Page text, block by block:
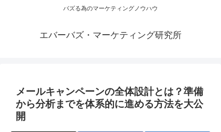
バズる為のマーケティングノウハウ
エバーバズ・マーケティング研究所
メールキャンペーンの全体設計とは？準備
から分析までを体系的に進める方法を大公
開